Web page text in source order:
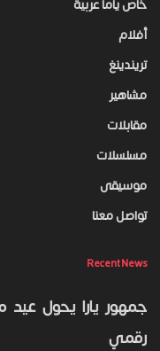
أفلام
تريندينغ
مشاهير
مقابلات
مسلسلات
موسيقى
تواصل معنا
Recent News
جمهور يارا يحول عيد
رقمي